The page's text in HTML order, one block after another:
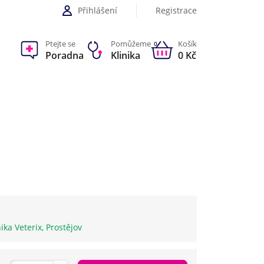
Přihlášení Registrace
Ptejte se
Poradna
Pomůžeme
Klinika
0 Košík
0 Kč
Veterix, Prostějov